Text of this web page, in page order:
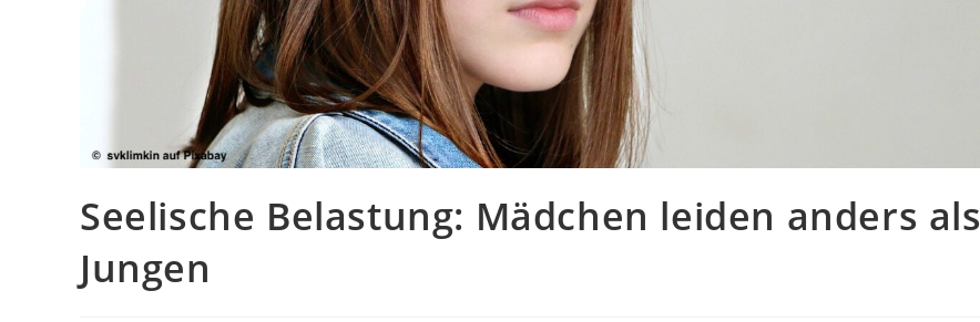
Seelische Belastung: Mädchen leiden anders als
Jungen